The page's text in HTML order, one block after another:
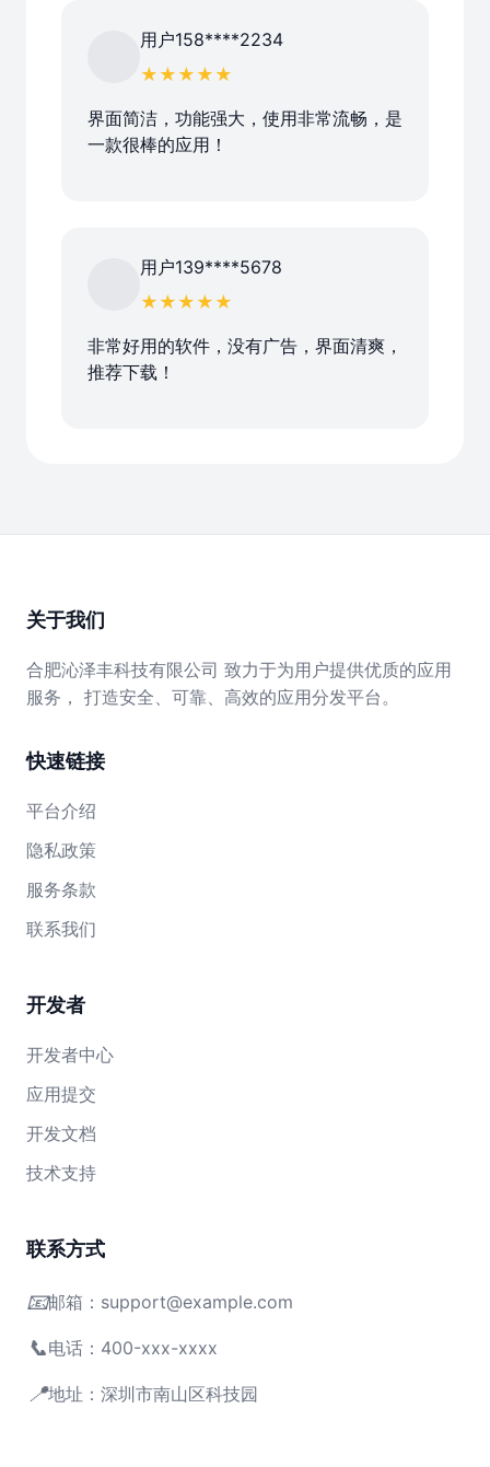
用户158****2234
★★★★★
界面简洁，功能强大，使用非常流畅，是
一款很棒的应用！
用户139****5678
★★★★★
非常好用的软件，没有广告，界面清爽，
推荐下载！
关于我们
合肥沁泽丰科技有限公司 致力于为用户提供优质的应用
服务， 打造安全、可靠、高效的应用分发平台。
快速链接
平台介绍
隐私政策
服务条款
联系我们
开发者
开发者中心
应用提交
开发文档
技术支持
联系方式
📧邮箱：support@example.com
📞电话：400-xxx-xxxx
📍地址：深圳市南山区科技园